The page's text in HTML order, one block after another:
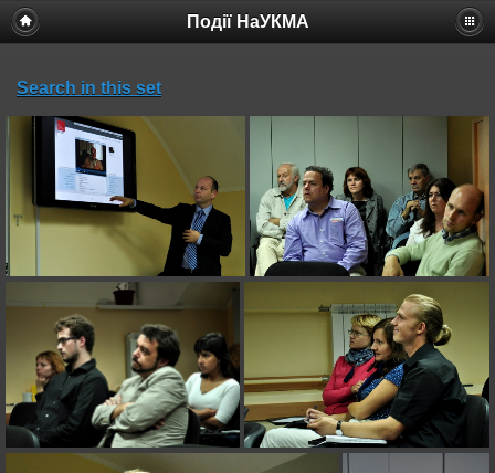
Події НаУКМА
Search in this set